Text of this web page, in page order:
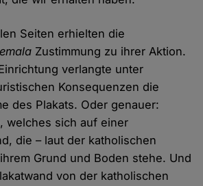
Seiten erhielten die
Zustimmung zu ihrer Aktion.
verlangte unter
Konsequenzen die
des Plakats. Oder genauer:
welches sich auf einer
die – laut der katholischen
Grund und Boden stehe. Und
von der katholischen